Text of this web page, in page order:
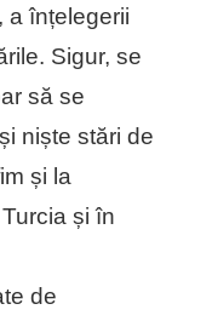
a înțelegerii
Sigur, se
să se
niște stări de
și la
și în
de